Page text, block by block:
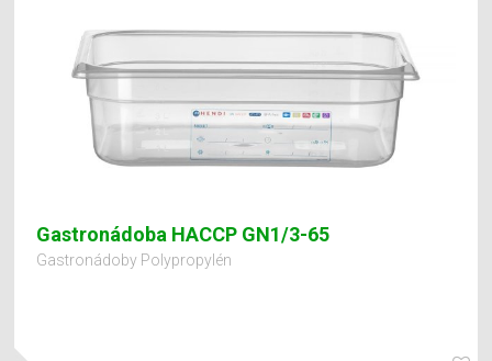
Gastronádoba HACCP GN1/3-65
Gastronádoby Polypropylén